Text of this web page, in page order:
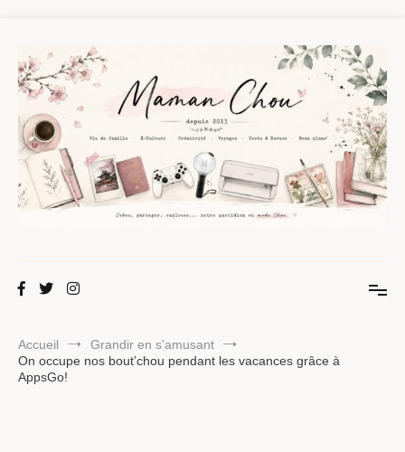
contenu
Maman Chou
Accueil
Grandir en s'amusant
On occupe nos bout’chou pendant les vacances grâce à
AppsGo!